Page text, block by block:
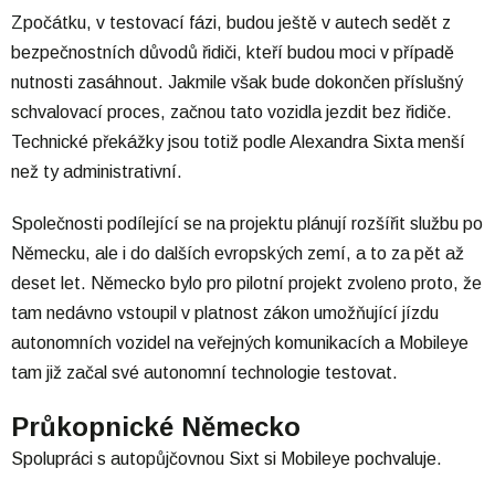
Zpočátku, v testovací fázi, budou ještě v autech sedět z
bezpečnostních důvodů řidiči, kteří budou moci v případě
nutnosti zasáhnout. Jakmile však bude dokončen příslušný
schvalovací proces, začnou tato vozidla jezdit bez řidiče.
Technické překážky jsou totiž podle Alexandra Sixta menší
než ty administrativní.
Společnosti podílející se na projektu plánují rozšířit službu po
Německu, ale i do dalších evropských zemí, a to za pět až
deset let. Německo bylo pro pilotní projekt zvoleno proto, že
tam nedávno vstoupil v platnost zákon umožňující jízdu
autonomních vozidel na veřejných komunikacích a Mobileye
tam již začal své autonomní technologie testovat.
Průkopnické Německo
Spolupráci s autopůjčovnou Sixt si Mobileye pochvaluje.